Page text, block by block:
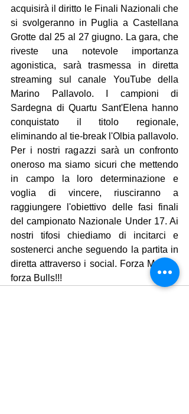
acquisirà il diritto le Finali Nazionali che
si svolgeranno in Puglia a Castellana
Grotte dal 25 al 27 giugno. La gara, che
riveste una notevole importanza
agonistica, sarà trasmessa in diretta
streaming sul canale YouTube della
Marino Pallavolo. I campioni di
Sardegna di Quartu Sant'Elena hanno
conquistato il titolo regionale,
eliminando al tie-break l'Olbia pallavolo.
Per i nostri ragazzi sarà un confronto
oneroso ma siamo sicuri che mettendo
in campo la loro determinazione e
voglia di vincere, riusciranno a
raggiungere l'obiettivo delle fasi finali
del campionato Nazionale Under 17. Ai
nostri tifosi chiediamo di incitarci e
sostenerci anche seguendo la partita in
diretta attraverso i social. Forza Marino,
forza Bulls!!!